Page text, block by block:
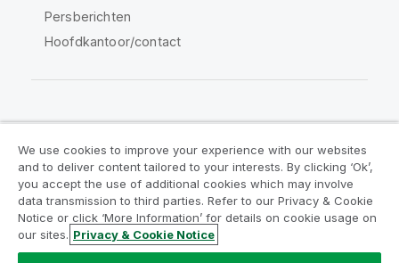
Persberichten
Hoofdkantoor/contact
Juridische overeenkomsten
Productvoorwaarden
Legal Policies
Legal Policies
Gebruiksvoorwaarden
Handelsmerken
Do Not Share My Info
We use cookies to improve your experience with our websites
and to deliver content tailored to your interests. By clicking ‘Ok’,
you accept the use of additional cookies which may involve
data transmission to third parties. Refer to our Privacy & Cookie
Notice or click ‘More Information’ for details on cookie usage on
our sites. Privacy & Cookie Notice